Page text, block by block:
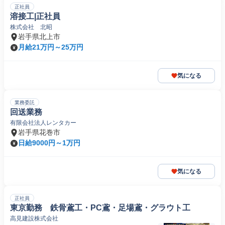
正社員
溶接工|正社員
株式会社 北昭
岩手県北上市
月給21万円～25万円
気になる
業務委託
回送業務
有限会社法人レンタカー
岩手県花巻市
日給9000円～1万円
気になる
正社員
東京勤務 鉄骨鳶工・PC鳶・足場鳶・グラウト工
高見建設株式会社